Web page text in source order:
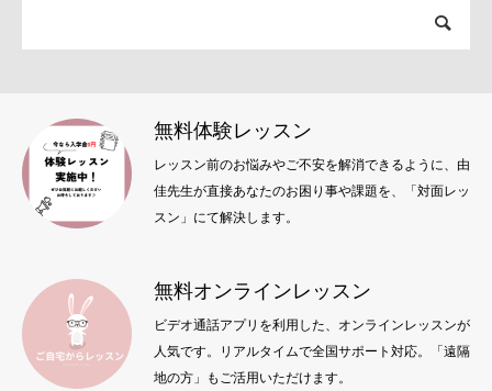
無料体験レッスン
レッスン前のお悩みやご不安を解消できるように、由
佳先生が直接あなたのお困り事や課題を、「対面レッ
スン」にて解決します。
無料オンラインレッスン
ビデオ通話アプリを利用した、オンラインレッスンが
人気です。リアルタイムで全国サポート対応。「遠隔
地の方」もご活用いただけます。